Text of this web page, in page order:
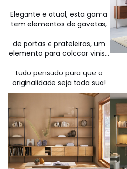
Elegante e atual, esta gama
tem elementos de gavetas,
de portas e prateleiras, um
elemento para colocar vinis...
tudo pensado para que a
originalidade seja toda sua!